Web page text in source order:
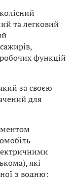
та легковий
функцій
за своєю
для
які
з водню;